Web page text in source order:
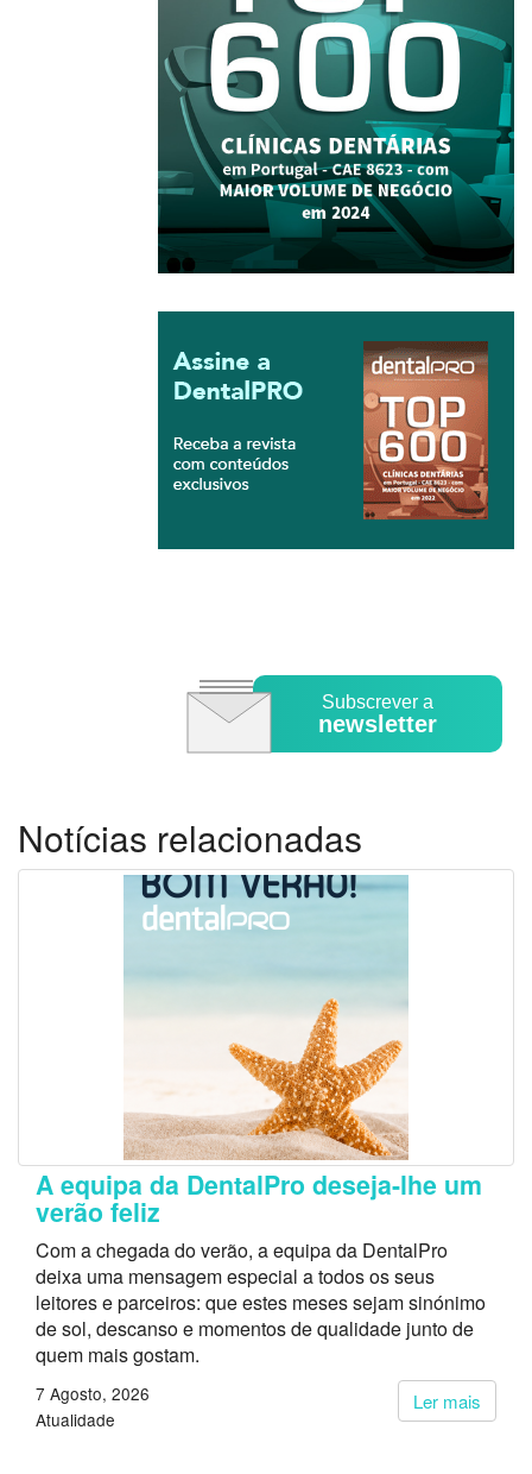
Subscrever a
newsletter
Notícias relacionadas
A equipa da DentalPro deseja-lhe um
verão feliz
Com a chegada do verão, a equipa da DentalPro
deixa uma mensagem especial a todos os seus
leitores e parceiros: que estes meses sejam sinónimo
de sol, descanso e momentos de qualidade junto de
quem mais gostam.
Ler mais
7 Agosto, 2026
Atualidade